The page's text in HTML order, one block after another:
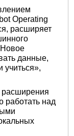
Operating
расширяет
Новое
данные,
учиться»,
расширения
работать над